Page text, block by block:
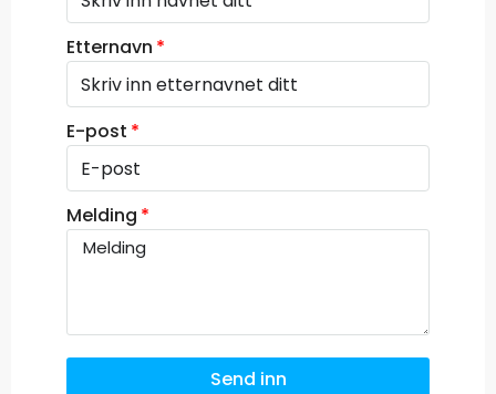
Etternavn
E-post
Melding
Send inn